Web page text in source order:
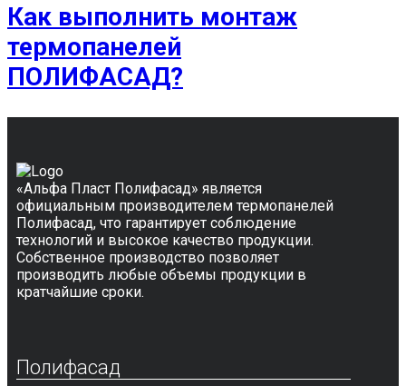
Как выполнить монтаж
термопанелей
ПОЛИФАСАД?
«Альфа Пласт Полифасад» является
официальным производителем термопанелей
Полифасад, что гарантирует соблюдение
технологий и высокое качество продукции.
Собственное производство позволяет
производить любые объемы продукции в
кратчайшие сроки.
Полифасад